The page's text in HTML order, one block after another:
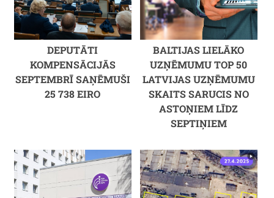
DEPUTĀTI
KOMPENSĀCIJĀS
SEPTEMBRĪ SAŅĒMUŠI
25 738 EIRO
BALTIJAS LIELĀKO
UZŅĒMUMU TOP 50
LATVIJAS UZŅĒMUMU
SKAITS SARUCIS NO
ASTOŅIEM LĪDZ
SEPTIŅIEM